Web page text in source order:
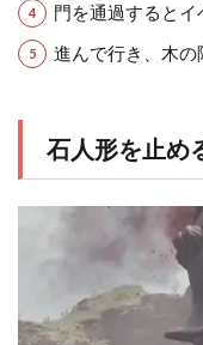
門を通過するとイ
進んで行き、木の
石人形を止め